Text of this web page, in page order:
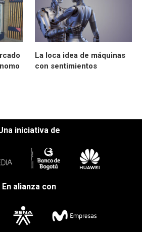
La loca idea de máquinas
con sentimientos
iniciativa de
En alianza con